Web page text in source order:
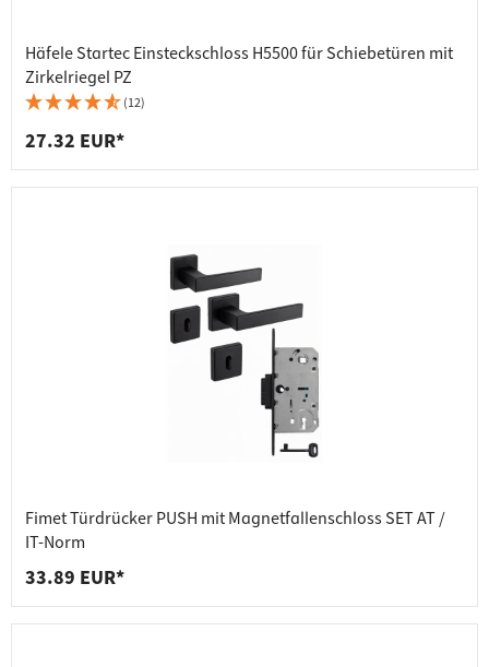
Häfele Startec Einsteckschloss H5500 für Schiebetüren mit
Zirkelriegel PZ
(12)
27.32 EUR*
Fimet Türdrücker PUSH mit Magnetfallenschloss SET AT /
IT-Norm
33.89 EUR*